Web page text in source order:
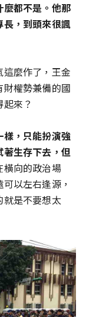
麼都不是。他那
，到頭來很諷
麼作了，王金
權勢兼備的國
來？
樣，只能扮演強
生存下去，但
橫向的政治場
以左右逢源，
就是不要想太